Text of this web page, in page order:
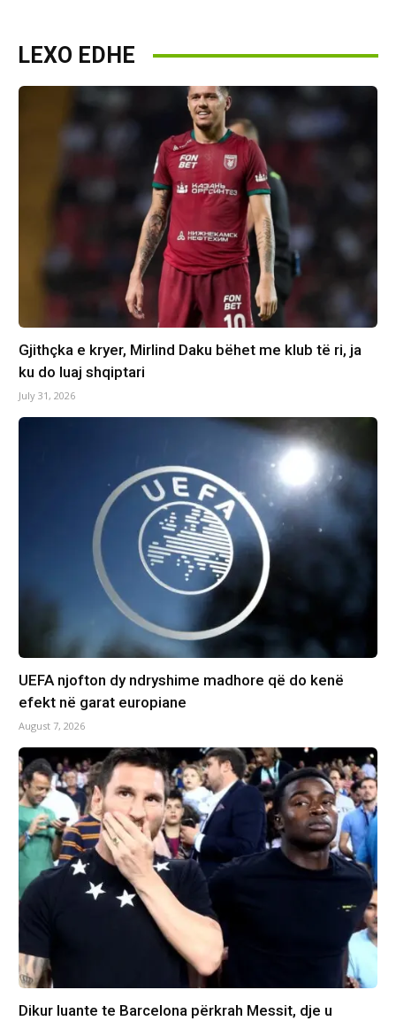
LEXO EDHE
Gjithçka e kryer, Mirlind Daku bëhet me klub të ri, ja
ku do luaj shqiptari
July 31, 2026
UEFA njofton dy ndryshime madhore që do kenë
efekt në garat europiane
August 7, 2026
Dikur luante te Barcelona përkrah Messit, dje u